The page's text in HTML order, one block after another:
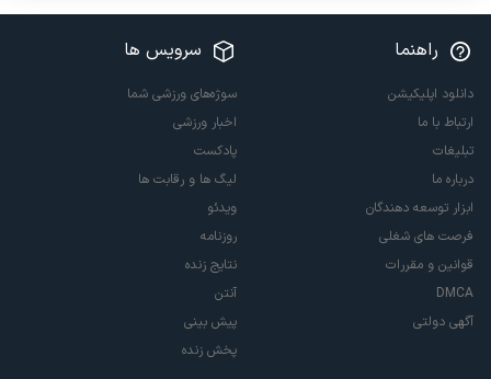
راهنما
دانلود اپلیکیشن
ارتباط با ما
تبلیغات
درباره ما
ابزار توسعه دهندگان
فرصت های شغلی
قوانین و مقررات
DMCA
آگهی دولتی
سرویس ها
سوژه‌های ورزشی شما
اخبار ورزشی
پادکست
لیگ ها و رقابت ها
ویدئو
روزنامه
نتایج زنده
آنتن
پیش بینی
پخش زنده